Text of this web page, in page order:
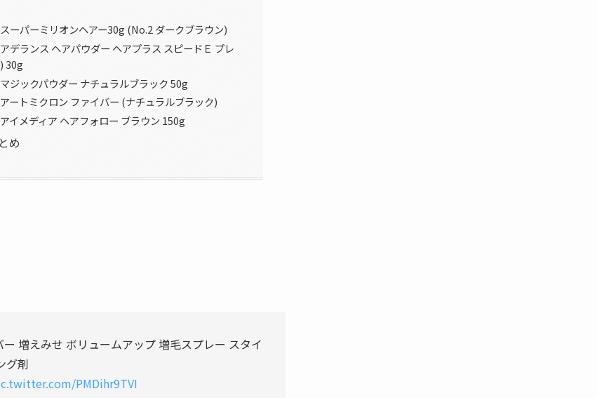
ーパーミリオンヘアー30g (No.2 ダークブラウン)
ランス ヘアパウダー ヘアプラス スピードＥ プレ
30g
ジックパウダー ナチュラルブラック 50g
トミクロン ファイバー (ナチュラルブラック)
イメディア ヘアフォロー ブラウン 150g
め
増えみせ ボリュームアップ 増毛スプレー スタイ
グ剤
PMDihr9TVI